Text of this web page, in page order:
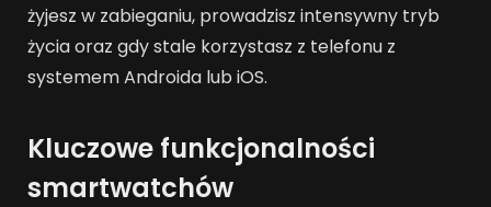
żyjesz w zabieganiu, prowadzisz intensywny tryb
życia oraz gdy stale korzystasz z telefonu z
systemem Androida lub iOS.
Kluczowe funkcjonalności
smartwatchów